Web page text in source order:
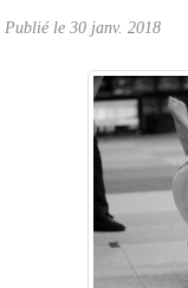
Publié le 30 janv. 2018